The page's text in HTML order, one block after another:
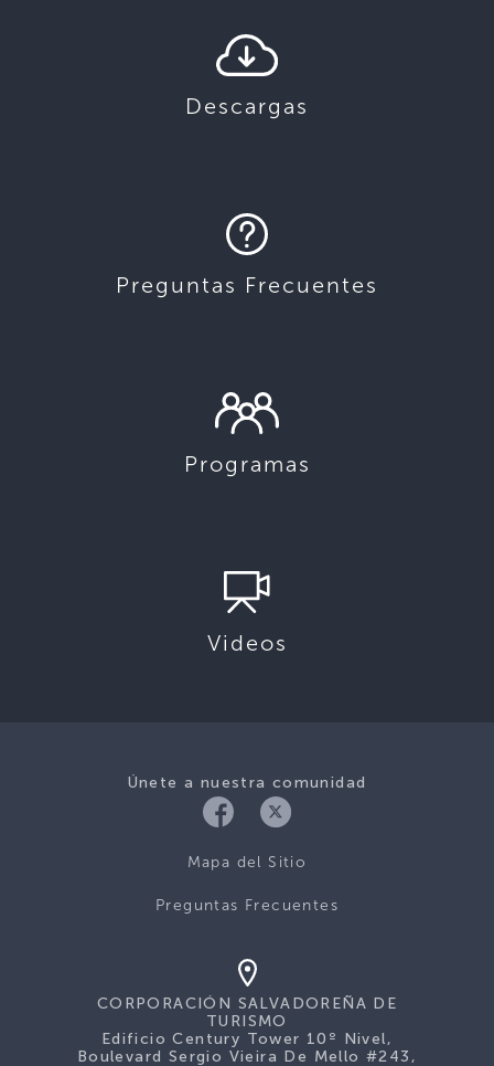
Descargas
Preguntas Frecuentes
Programas
Videos
Únete a nuestra comunidad
Mapa del Sitio
Preguntas Frecuentes
CORPORACIÓN SALVADOREÑA DE
TURISMO
Edificio Century Tower 10º Nivel,
Boulevard Sergio Vieira De Mello #243,